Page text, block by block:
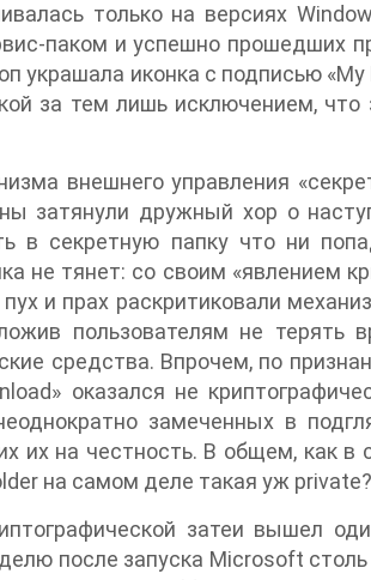
только на версиях
паком и успешно прошедших
украшала иконка с подписью
за тем лишь исключением, что
внешнего управления
затянули дружный хор о
в секретную папку что ни
не тянет: со своим «явлением
и прах раскритиковали
пользователям не терять
средства. Впрочем, по
оказался не
замеченных в
их на честность. В общем, как в
на самом деле такая уж
затеи вышел
после запуска Microsoft